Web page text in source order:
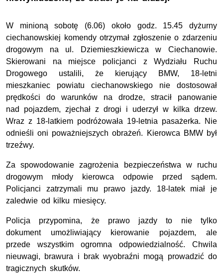
W minioną sobotę (6.06) około godz. 15.45 dyżurny
ciechanowskiej komendy otrzymał zgłoszenie o zdarzeniu
drogowym na ul. Dziemieszkiewicza w Ciechanowie.
Skierowani na miejsce policjanci z Wydziału Ruchu
Drogowego ustalili, że kierujący BMW, 18-letni
mieszkaniec powiatu ciechanowskiego nie dostosował
prędkości do warunków na drodze, stracił panowanie
nad pojazdem, zjechał z drogi i uderzył w kilka drzew.
Wraz z 18-latkiem podróżowała 19-letnia pasażerka. Nie
odnieśli oni poważniejszych obrażeń. Kierowca BMW był
trzeźwy.
Za spowodowanie zagrożenia bezpieczeństwa w ruchu
drogowym młody kierowca odpowie przed sądem.
Policjanci zatrzymali mu prawo jazdy. 18-latek miał je
zaledwie od kilku miesięcy.
Policja przypomina, że prawo jazdy to nie tylko
dokument umożliwiający kierowanie pojazdem, ale
przede wszystkim ogromna odpowiedzialność. Chwila
nieuwagi, brawura i brak wyobraźni mogą prowadzić do
tragicznych skutków.